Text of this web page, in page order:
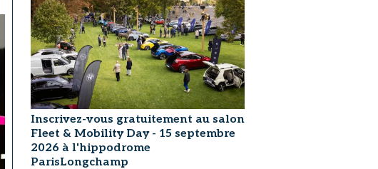
Inscrivez-vous gratuitement au salon
Fleet & Mobility Day - 15 septembre
2026 à l'hippodrome
ParisLongchamp